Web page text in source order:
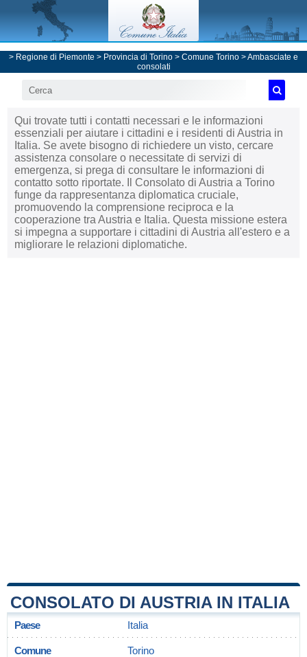
> Regione di Piemonte > Provincia di Torino > Comune Torino >Ambasciate e
consolati
Qui trovate tutti i contatti necessari e le informazioni
essenziali per aiutare i cittadini e i residenti di Austria in
Italia. Se avete bisogno di richiedere un visto, cercare
assistenza consolare o necessitate di servizi di
emergenza, si prega di consultare le informazioni di
contatto sotto riportate. Il Consolato di Austria a Torino
funge da rappresentanza diplomatica cruciale,
promuovendo la comprensione reciproca e la
cooperazione tra Austria e Italia. Questa missione estera
si impegna a supportare i cittadini di Austria all'estero e a
migliorare le relazioni diplomatiche.
CONSOLATO DI AUSTRIA IN ITALIA
Paese Italia
Comune Torino